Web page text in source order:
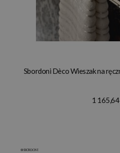
Sbordoni Dèco Wieszak na
1 165,64